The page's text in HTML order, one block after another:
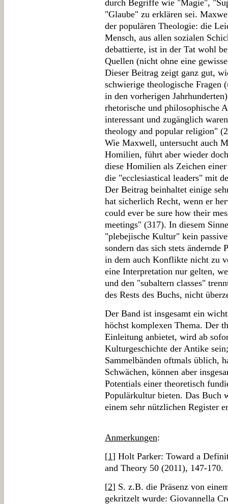
durch Begriffe wie "Magie",
"Glaube" zu erklären sei.
der populären Theologie: die
Mensch, aus allen sozialen
debattierte, ist in der Tat wohl
Quellen (nicht ohne eine
Dieser Beitrag zeigt ganz gut,
schwierige theologische Fragen
in den vorherigen
rhetorische und philosophische
interessant und zugänglich
theology and popular religion"
Wie Maxwell, untersucht auch
Homilien, führt aber wieder
diese Homilien als Zeichen
die "ecclesiastical leaders" mit
Der Beitrag beinhaltet einige
hat sicherlich Recht, wenn er
could ever be sure how their
meetings" (317). In diesem
"plebejische Kultur" kein
sondern das sich stets ändernde
in dem auch Konflikte nicht zu
eine Interpretation nur gelten,
und den "subaltern classes"
des Rests des Buchs, nicht
Der Band ist insgesamt ein
höchst komplexen Thema. Der
Einleitung anbietet, wird ab
Kulturgeschichte der Antike
Sammelbänden oftmals üblich,
Schwächen, können aber
Potentials einer theoretisch
Populärkultur bieten. Das Buch
einem sehr nützlichen Register
Anmerkungen:
[1] Holt Parker: Toward a
and Theory 50 (2011), 147-170.
[2] S. z.B. die Präsenz von
gekritzelt wurde: Giovannella